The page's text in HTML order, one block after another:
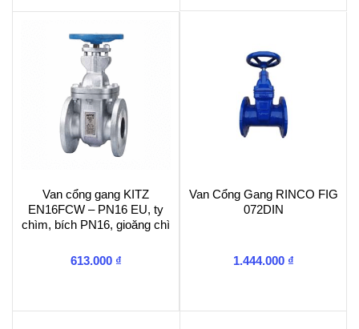
Van cổng gang KITZ
EN16FCW – PN16 EU, ty
chìm, bích PN16, gioăng chì
613.000 ₫
Van Cổng Gang RINCO FIG
072DIN
1.444.000 ₫